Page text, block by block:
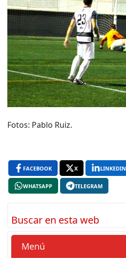
Fotos: Pablo Ruiz.
FACEBOOK X LINKEDIN
WHATSAPP TELEGRAM
Buscar en esta web
Menú